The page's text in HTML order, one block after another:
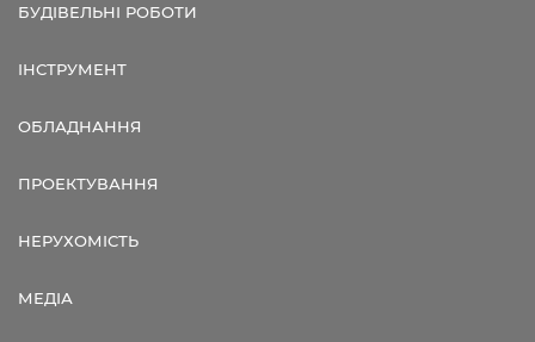
БУДІВЕЛЬНІ РОБОТИ
ІНСТРУМЕНТ
ОБЛАДНАННЯ
ПРОЕКТУВАННЯ
НЕРУХОМІСТЬ
МЕДІА